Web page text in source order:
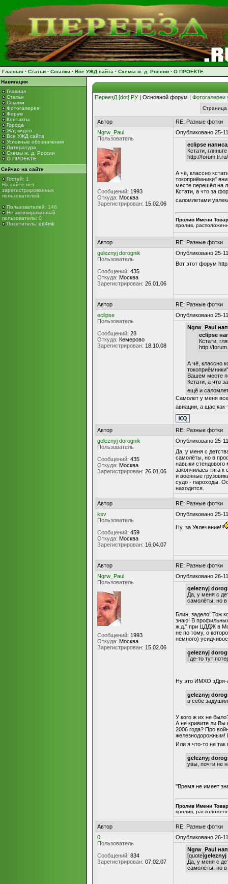
Главная · Статьи · Ссылки · Все УЖД сайта · Схемы ж. д. России · О ПРОЕКТЕ
Навигация
Главная
Статьи
Ссылки
Фотогалерея
Форум
Контакты
Города
Ж/д видео
Все УЖД сайта
Условные обозначения
Литература
Схемы ж. д. России
О ПРОЕКТЕ
Сейчас на сайте
Гостей: 1
На сайте нет
зарегистрированных
пользователей
Пользователей: 146
Не активированный
пользователь: 0
Посетитель: ed4mk
ПереезД [dot] РУ | Основной форум | Фотогалереи
Страница
Автор
RE: Разные фотки
Ngrw_Paul
Пользователь
Сообщений: 1993
Откуда: Москва
Зарегистрирован: 15.02.06
Опубликовано 25-
eclipse
Кстати,
http://
А чё, классно
токоприёмники"
месте перешёл на
Кстати, а что за
саломлетами
Пролив Имени
пролив,
Автор
RE: Разные фотки
geleznyj dorognik
Пользователь
Сообщений: 435
Откуда: Москва
Зарегистрирован: 26.01.06
Опубликовано 25-
Вот этот форум
Автор
RE: Разные фотки
eclipse
Пользователь
Сообщений: 28
Откуда: Кемерово
Зарегистрирован: 18.10.08
Опубликовано 25-
Ngrw_Paul
eclipse
Кстати,
http://
А чё, классно
Вашем месте
Кстати, а что
ещё и
Самолет у меня
авиации, а щас как-
Автор
RE: Разные фотки
geleznyj dorognik
Пользователь
Сообщений: 435
Откуда: Москва
Зарегистрирован: 26.01.06
Опубликовано 25-
Да, у меня с
самолёты, но в
навыки
закончилась тяга
и военные
судо - пароходы.
находится.
Автор
RE: Разные фотки
ksv
Пользователь
Сообщений: 459
Откуда: Москва
Зарегистрирован: 16.04.07
Опубликовано 25-
Ну, за Увлечение!!!
Автор
RE: Разные фотки
Ngrw_Paul
Пользователь
Сообщений: 1993
Откуда: Москва
Зарегистрирован: 15.02.06
Опубликовано 26-
geleznyj
Да, у меня с
самолёты, но
Блин, задело! Тож
знаю! В
ж.д." при ЦДДЖ в
не по тому, о
немного)
geleznyj
Где-то тут
Ну это ИМХО
geleznyj
в себе
У кого ж их не
А не кривите ли Вы
2006 года? Про
железнодорожным!
Или я что-то не
geleznyj
увы, почти не
"Время не имеет
Пролив Имени
пролив,
Автор
RE: Разные фотки
0
Пользователь
Сообщений: 834
Зарегистрирован: 07.02.07
Опубликовано 26-
Ngrw_Paul
[quote]geleznyj
Да, у меня с
самолёты, но